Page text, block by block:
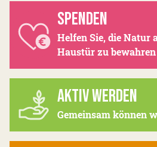
SPENDEN
Helfen Sie, die Natur
Haustür zu bewahren
AKTIV WERDEN
Gemeinsam können